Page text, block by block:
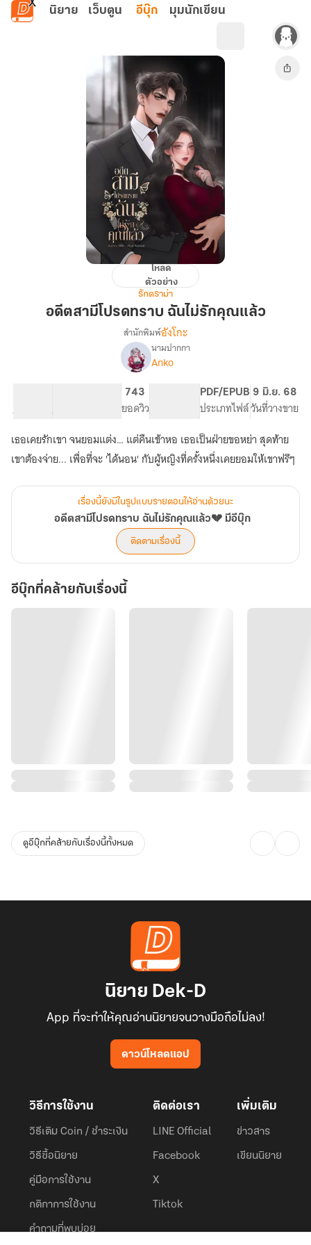
ข้ามไปยังเนื้อหาหลัก
นิยาย เว็บตูน อีบุ๊ก มุมนักเขียน
โปรด
โหลด
ตัวอย่าง
รักดราม่า
อดีตสามีโปรดทราบ ฉันไม่รักคุณแล้ว
เรื่อง
อดีต
ไม่
รัก
คุณ
💔
มี
อี
บุ๊ก
สำนักพิมพ์อังโกะ
นามปากกา
Anko
จำนวนคำ จำนวนหน้า (A5)
743
ยอดวิวระดับเนื้อหา
PDF/EPUB
ประเภทไฟล์
9 มิ.ย. 68
วันที่วางขาย
เธอเคยรักเขา จนยอมแต่ง… แต่คืนเข้าหอ เธอเป็นฝ่ายขอหย่า สุดท้าย
เขาต้องจ่าย... เพื่อที่จะ 'ได้นอน' กับผู้หญิงที่ครั้งหนึ่งเคยยอมให้เขาฟรีๆ
เรื่องนี้ยังมีในรูปแบบรายตอนให้อ่านด้วยนะ
อดีตสามีโปรดทราบ ฉันไม่รักคุณแล้ว💔 มีอีบุ๊ก
ติดตามเรื่องนี้
อีบุ๊กที่คล้ายกับเรื่องนี้
ดูอีบุ๊กที่คล้ายกับเรื่องนี้ทั้งหมด
นิยาย Dek-D
App ที่จะทำให้คุณอ่านนิยายจนวางมือถือไม่ลง!
ดาวน์โหลดแอป
วิธีการใช้งาน
วิธีเติม Coin / ชำระเงิน
วิธีซื้อนิยาย
คู่มือการใช้งาน
กติกาการใช้งาน
คำถามที่พบบ่อย
ติดต่อเรา
LINE Official
Facebook
X
Tiktok
เพิ่มเติม
ข่าวสาร
เขียนนิยาย